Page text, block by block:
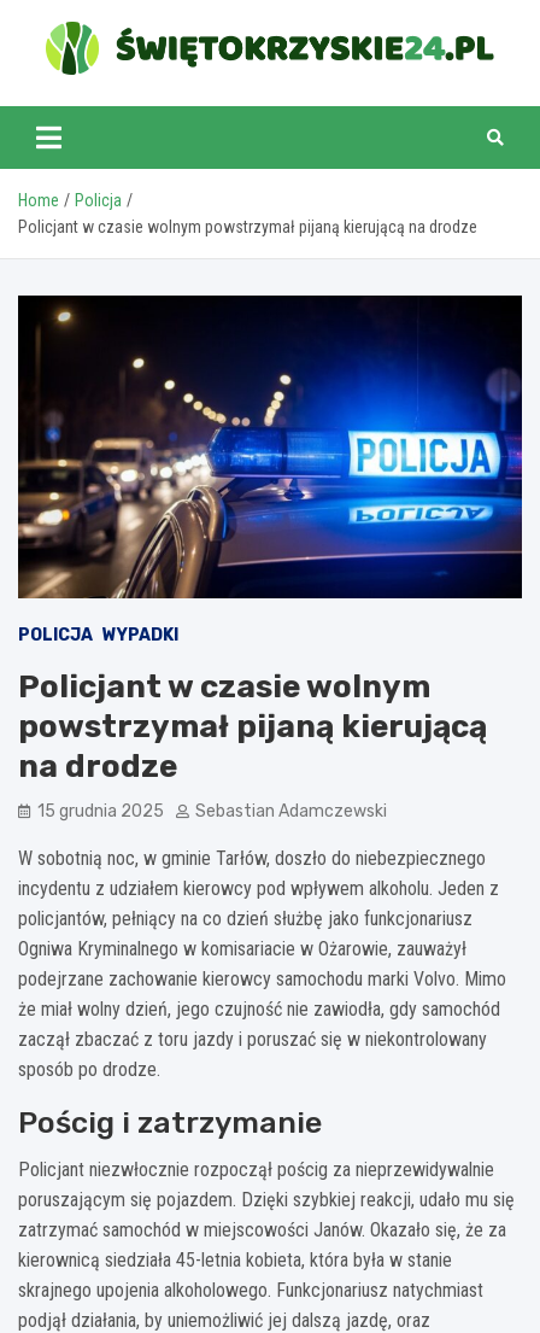
content
swietokrzyskie24.pl
Home
Policja
Policjant w czasie wolnym powstrzymał pijaną kierującą na drodze
POLICJA WYPADKI
Policjant w czasie wolnym
powstrzymał pijaną kierującą
na drodze
15 grudnia 2025 Sebastian Adamczewski
W sobotnią noc, w gminie Tarłów, doszło do niebezpiecznego
incydentu z udziałem kierowcy pod wpływem alkoholu. Jeden z
policjantów, pełniący na co dzień służbę jako funkcjonariusz
Ogniwa Kryminalnego w komisariacie w Ożarowie, zauważył
podejrzane zachowanie kierowcy samochodu marki Volvo. Mimo
że miał wolny dzień, jego czujność nie zawiodła, gdy samochód
zaczął zbaczać z toru jazdy i poruszać się w niekontrolowany
sposób po drodze.
Pościg i zatrzymanie
Policjant niezwłocznie rozpoczął pościg za nieprzewidywalnie
poruszającym się pojazdem. Dzięki szybkiej reakcji, udało mu się
zatrzymać samochód w miejscowości Janów. Okazało się, że za
kierownicą siedziała 45-letnia kobieta, która była w stanie
skrajnego upojenia alkoholowego. Funkcjonariusz natychmiast
podjął działania, by uniemożliwić jej dalszą jazdę, oraz